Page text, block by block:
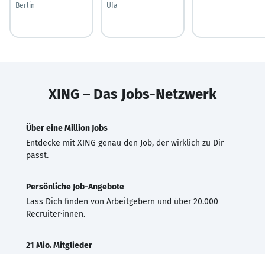
Berlin
Ufa
XING – Das Jobs-Netzwerk
Über eine Million Jobs
Entdecke mit XING genau den Job, der wirklich zu Dir
passt.
Persönliche Job-Angebote
Lass Dich finden von Arbeitgebern und über 20.000
Recruiter·innen.
21 Mio. Mitglieder